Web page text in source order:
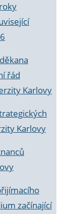
řád
Karlovy
Karlovy
začínající